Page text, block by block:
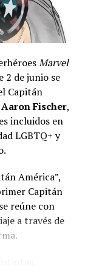
su firma
,Juana
Fonzi,
Juan Minujín,
Fonzi,
,Eleonora
,
Frigerio
Marvel
2 de junio se
Capitán
Aaron Fischer,
incluidos en
LGBTQ+ y
América”,
Capitán
reúne con
a través de